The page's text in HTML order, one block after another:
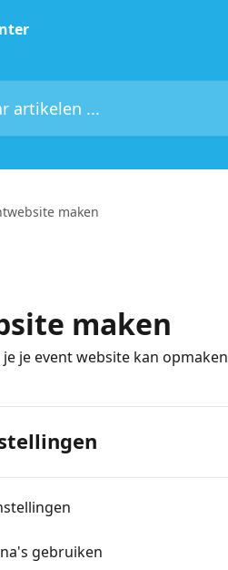
...
maken
maken
je event website kan opmaken
gebruiken